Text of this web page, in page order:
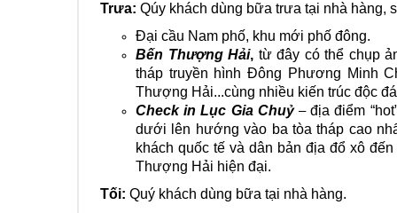
Trưa: Qúy khách dùng bữa trưa tại nhà hàng,
Đại cầu Nam phố, khu mới phố đông.
Bến Thượng Hải, từ đây có thể chụp
tháp truyền hình Đông Phương Minh
Thượng Hải...cùng nhiều kiến trúc độc
Check in Lục Gia Chuỷ–địa điểm
dưới lên hướng vào ba tòa tháp cao
khách quốc tế và dân bản địa đổ xô
Thượng Hải hiện đại.
Tối: Quý khách dùng bữa tại nhà hàng.